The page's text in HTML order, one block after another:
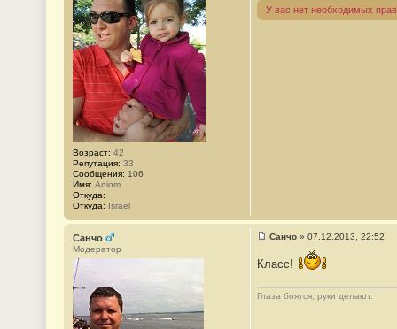
Возраст: 42
Репутация: 33
Сообщения: 106
Имя: Artiom
Откуда:
Откуда: Israel
н
У вас нет необходимых
Санчо
Модератор
о
щ
е
Санчо » 07.12.2013, 22:52
Класс!
Глаза боятся, руки делают.